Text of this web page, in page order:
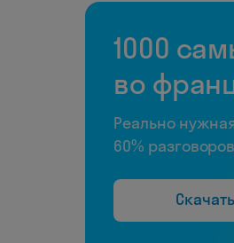
1000
во
Реально
60%